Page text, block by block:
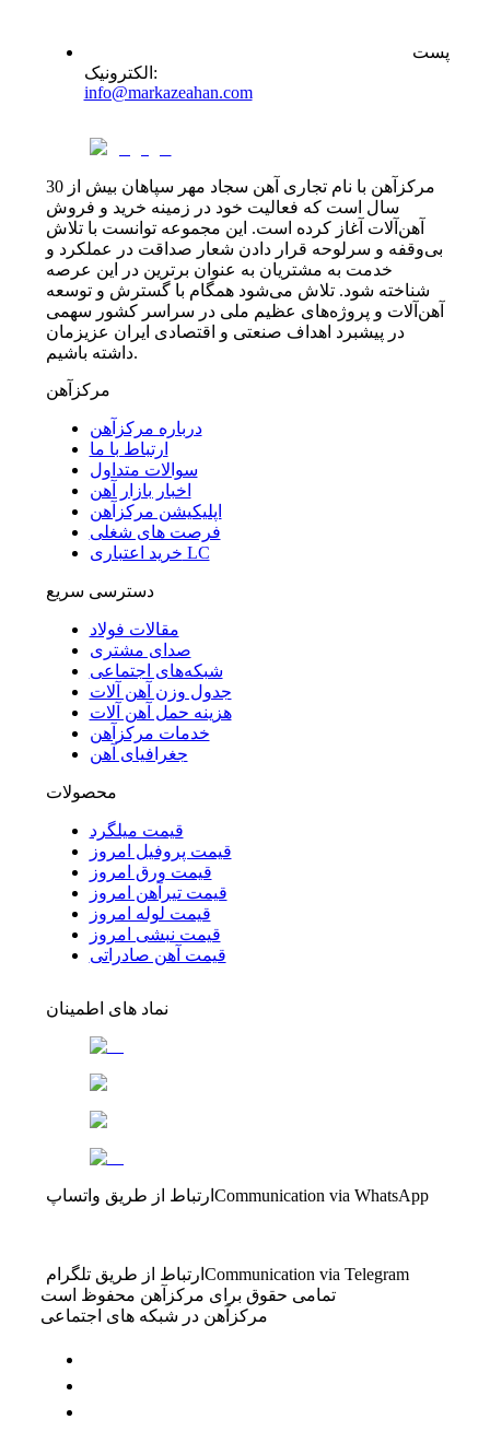
پست
الکترونیک :
info@markazeahan.com
مرکزآهن با نام تجاری آهن سجاد مهر سپاهان بیش از 30
سال است که فعالیت خود در زمینه خرید و فروش
آهن‌آلات آغاز کرده است. این مجموعه توانست با تلاش
بی‌وقفه و سرلوحه قرار دادن شعار صداقت در عملکرد و
خدمت به مشتریان به عنوان برترین در این عرصه
شناخته شود. تلاش می‌شود همگام با گسترش و توسعه
آهن‌آلات و پروژه‌های عظیم ملی در سراسر کشور سهمی
در پیشبرد اهداف صنعتی و اقتصادی ایران عزیزمان
داشته باشیم.
مرکزآهن
درباره مرکزآهن
ارتباط با ما
سوالات متداول
اخبار بازار آهن
اپلیکیشن مرکزآهن
فرصت های شغلی
خرید اعتباری LC
دسترسی سریع
مقالات فولاد
صدای مشتری
شبکه‌های اجتماعی
جدول وزن آهن آلات
هزینه حمل آهن آلات
خدمات مرکزآهن
جغرافیای آهن
محصولات
قیمت میلگرد
قیمت پروفیل امروز
قیمت ورق امروز
قیمت تیرآهن امروز
قیمت لوله امروز
قیمت نبشی امروز
قیمت آهن صادراتی
نماد های اطمینان
ارتباط از طریق واتساپ Communication via WhatsApp
ارتباط از طریق تلگرام Communication via Telegram
تمامی حقوق برای مرکزآهن محفوظ است
مرکزآهن در شبکه های اجتماعی